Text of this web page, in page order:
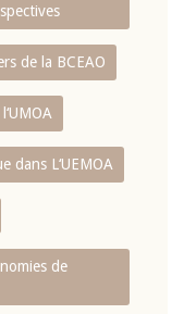
de la BCEAO
dans L‘UEMOA
de